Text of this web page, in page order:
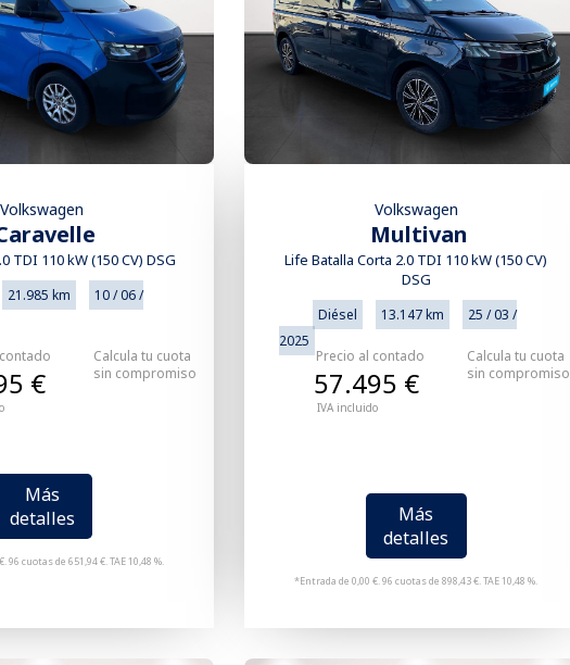
Volkswagen
TDI 110 kW (150 CV) DSG
21.985 km
10 / 06 /
€
Más
detalles
96 cuotas de 651,94 €. TAE 10,48 %.
Calcula tu cuota
sin compromiso
Volkswagen
Multivan
Life Batalla Corta 2.0 TDI 110 kW (150 CV)
DSG
Diésel 13.147 km
25 / 03 /
2025
Precio al contado
IVA incluido
57.495 €
Más
detalles
*Entrada de 0,00 €. 96 cuotas de 898,43 €. TAE 10,48 %.
Calcula tu cuota
sin compromiso